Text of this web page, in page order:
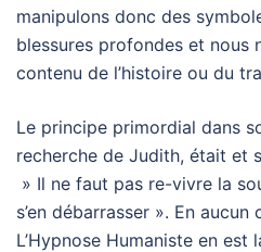
manipulons donc des
blessures profondes et nous
contenu de l’histoire ou du
Le principe primordial dans
recherche de Judith, était et
» Il ne faut pas re-vivre la
s’en débarrasser ». En aucun
L’Hypnose Humaniste en est